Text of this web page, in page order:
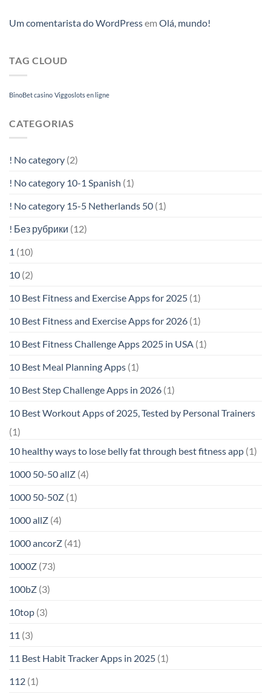
Um comentarista do WordPressem Olá, mundo!
TAG CLOUD
BinoBet casino Viggoslots en ligne
CATEGORIAS
! No category (2)
! No category 10-1 Spanish (1)
! No category 15-5 Netherlands 50 (1)
! Без рубрики (12)
1 (10)
10 (2)
10 Best Fitness and Exercise Apps for 2025 (1)
10 Best Fitness and Exercise Apps for 2026 (1)
10 Best Fitness Challenge Apps 2025 in USA (1)
10 Best Meal Planning Apps (1)
10 Best Step Challenge Apps in 2026 (1)
10 Best Workout Apps of 2025, Tested by Personal Trainers
(1)
10 healthy ways to lose belly fat through best fitness app (1)
1000 50-50 allZ (4)
1000 50-50Z (1)
1000 allZ (4)
1000 ancorZ (41)
1000Z (73)
100bZ (3)
10top (3)
11 (3)
11 Best Habit Tracker Apps in 2025 (1)
112 (1)